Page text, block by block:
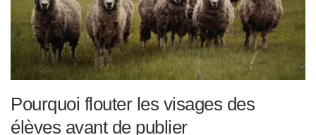
Pourquoi flouter les visages des
élèves avant de publier